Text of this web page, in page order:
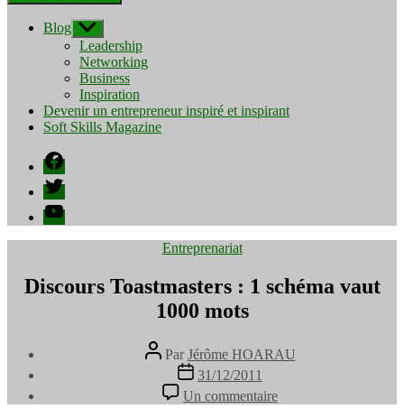
Blog Afficher
le
sous-
menu
Leadership
Networking
Business
Inspiration
Devenir un entrepreneur inspiré et inspirant
Soft Skills Magazine
Facebook
Twitter
YouTube
Catégories
Entreprenariat
Discours Toastmasters : 1 schéma vaut
1000 mots
Auteur
de
l’article
Par Jérôme HOARAU
Date
de
l’article
31/12/2011
Un commentaire
Discours